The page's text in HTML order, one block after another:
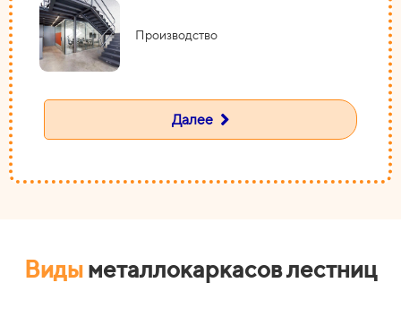
Производство
Далее
Видыметаллокаркасов лестниц